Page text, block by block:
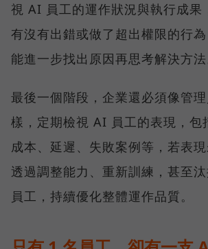
視 AI 員工的運作狀況與執行成果
有沒有出錯或做了超出權限的行
能進一步找出原因再思考解決方法
最後一個階段，企業還必須像管
樣，定期檢視 AI 員工的表現，包
成本、延遲、失敗案例等，若表
透過調整能力、重新訓練，甚至
員工，持續優化整體運作品質。